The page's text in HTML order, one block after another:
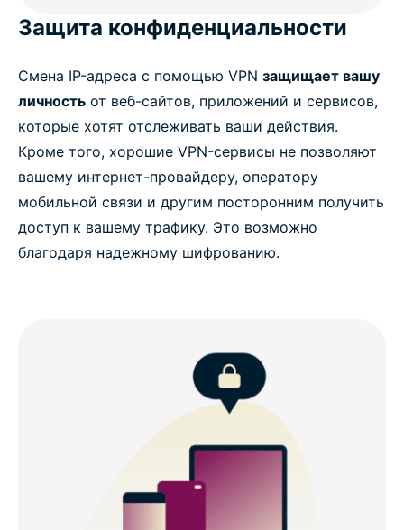
Защита конфиденциальности
Смена IP-адреса с помощью VPN защищает вашу
личность от веб-сайтов, приложений и сервисов,
которые хотят отслеживать ваши действия.
Кроме того, хорошие VPN-сервисы не позволяют
вашему интернет-провайдеру, оператору
мобильной связи и другим посторонним получить
доступ к вашему трафику. Это возможно
благодаря надежному шифрованию.